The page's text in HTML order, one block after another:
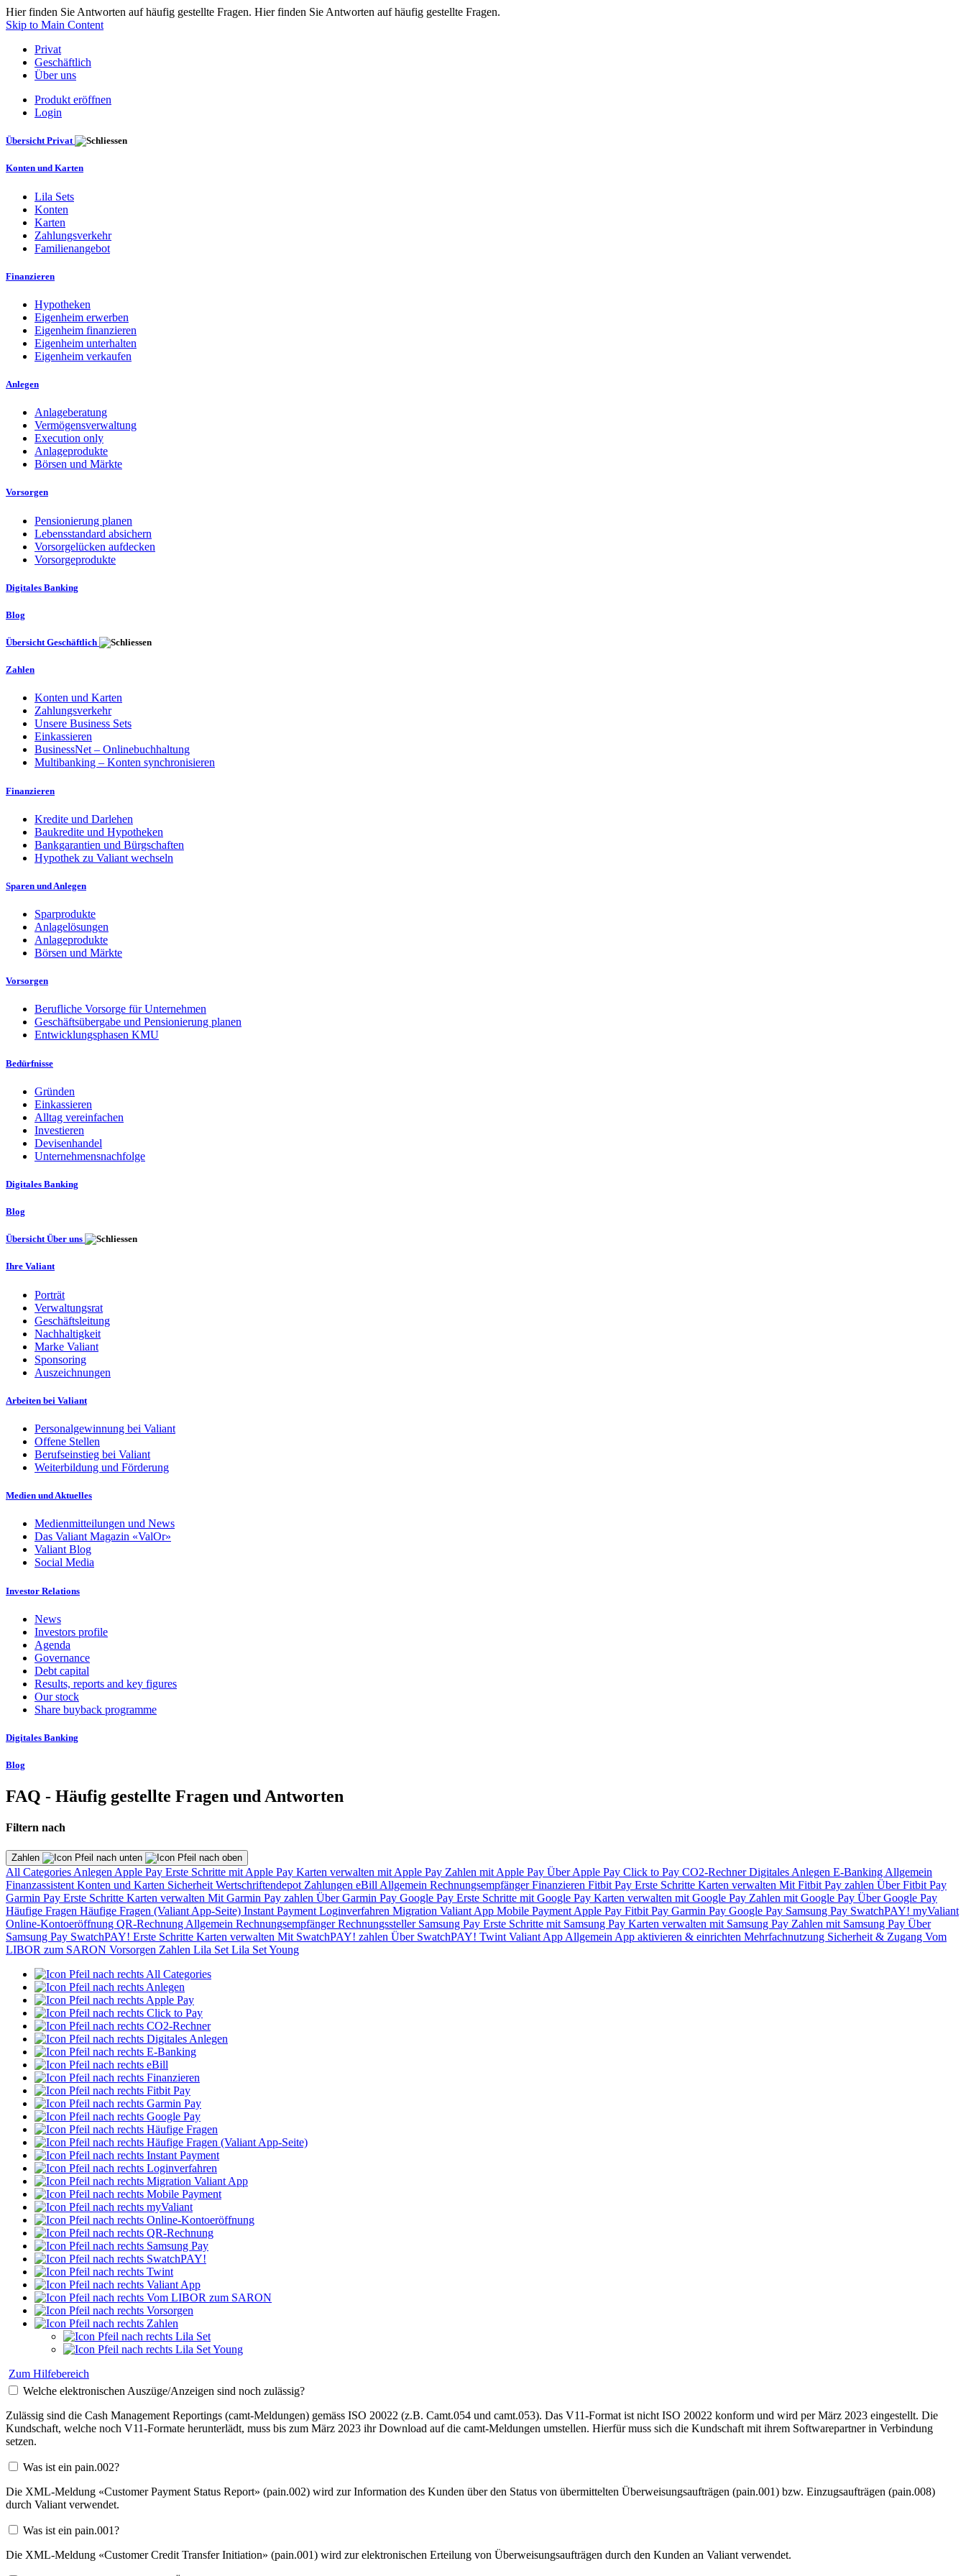
Hier finden Sie Antworten auf häufig gestellte Fragen. Hier finden Sie Antworten auf häufig gestellte Fragen.
Skip to Main Content
Privat
Geschäftlich
Über uns
Produkt eröffnen
Login
Übersicht Privat
Konten und Karten
Lila Sets
Konten
Karten
Zahlungsverkehr
Familienangebot
Finanzieren
Hypotheken
Eigenheim erwerben
Eigenheim finanzieren
Eigenheim unterhalten
Eigenheim verkaufen
Anlegen
Anlageberatung
Vermögensverwaltung
Execution only
Anlageprodukte
Börsen und Märkte
Vorsorgen
Pensionierung planen
Lebensstandard absichern
Vorsorgelücken aufdecken
Vorsorgeprodukte
Digitales Banking
Blog
Übersicht Geschäftlich
Zahlen
Konten und Karten
Zahlungsverkehr
Unsere Business Sets
Einkassieren
BusinessNet – Onlinebuchhaltung
Multibanking – Konten synchronisieren
Finanzieren
Kredite und Darlehen
Baukredite und Hypotheken
Bankgarantien und Bürgschaften
Hypothek zu Valiant wechseln
Sparen und Anlegen
Sparprodukte
Anlagelösungen
Anlageprodukte
Börsen und Märkte
Vorsorgen
Berufliche Vorsorge für Unternehmen
Geschäftsübergabe und Pensionierung planen
Entwicklungsphasen KMU
Bedürfnisse
Gründen
Einkassieren
Alltag vereinfachen
Investieren
Devisenhandel
Unternehmensnachfolge
Digitales Banking
Blog
Übersicht Über uns
Ihre Valiant
Porträt
Verwaltungsrat
Geschäftsleitung
Nachhaltigkeit
Marke Valiant
Sponsoring
Auszeichnungen
Arbeiten bei Valiant
Personalgewinnung bei Valiant
Offene Stellen
Berufseinstieg bei Valiant
Weiterbildung und Förderung
Medien und Aktuelles
Medienmitteilungen und News
Das Valiant Magazin «ValOr»
Valiant Blog
Social Media
Investor Relations
News
Investors profile
Agenda
Governance
Debt capital
Results, reports and key figures
Our stock
Share buyback programme
Digitales Banking
Blog
FAQ - Häufig gestellte Fragen und Antworten
Filtern nach
Zahlen
All Categories Anlegen Apple Pay Erste Schritte mit Apple Pay Karten verwalten mit Apple Pay Zahlen mit Apple Pay Über Apple Pay Click to Pay CO2-RechnerDigitales Anlegen E-Banking Allgemein
Finanzassistent Konten und Karten Sicherheit Wertschriftendepot Zahlungen eBill Allgemein RechnungsempfängerFinanzieren Fitbit Pay Erste Schritte Karten verwalten Mit Fitbit Pay zahlen Über Fitbit Pay
Garmin Pay Erste Schritte Karten verwalten Mit Garmin Pay zahlen Über Garmin Pay Google Pay Erste Schritte mit Google Pay Karten verwalten mit Google Pay Zahlen mit Google Pay Über Google Pay
Häufige Fragen Häufige Fragen (Valiant App-Seite) Instant Payment Loginverfahren Migration Valiant App Mobile Payment Apple Pay Fitbit Pay Garmin Pay Google Pay Samsung Pay SwatchPAY! myValiant
Online-Kontoeröffnung QR-Rechnung Allgemein RechnungsempfängerRechnungssteller Samsung Pay Erste Schritte mit Samsung Pay Karten verwalten mit Samsung Pay Zahlen mit Samsung Pay Über
Samsung Pay SwatchPAY! Erste Schritte Karten verwalten Mit SwatchPAY! zahlen Über SwatchPAY! Twint Valiant App Allgemein App aktivieren & einrichten Mehrfachnutzung Sicherheit & Zugang Vom
LIBOR zum SARON Vorsorgen Zahlen Lila Set Lila Set Young
All Categories
Anlegen
Apple Pay
Click to Pay
CO2-Rechner
Digitales Anlegen
E-Banking
eBill
Finanzieren
Fitbit Pay
Garmin Pay
Google Pay
Häufige Fragen
Häufige Fragen (Valiant App-Seite)
Instant Payment
Loginverfahren
Migration Valiant App
Mobile Payment
myValiant
Online-Kontoeröffnung
QR-Rechnung
Samsung Pay
SwatchPAY!
Twint
Valiant App
Vom LIBOR zum SARON
Vorsorgen
Zahlen
Lila Set
Lila Set Young
Zum Hilfebereich
Welche elektronischen Auszüge/Anzeigen sind noch zulässig?
Zulässig sind die Cash Management Reportings (camt-Meldungen) gemäss ISO 20022 (z.B. Camt.054 und camt.053). Das V11-Format ist nicht ISO 20022 konform und wird per März 2023 eingestellt. Die
Kundschaft, welche noch V11-Formate herunterlädt, muss bis zum März 2023 ihr Download auf die camt-Meldungen umstellen. Hierfür muss sich die Kundschaft mit ihrem Softwarepartner in Verbindung
setzen.
Was ist ein pain.002?
Die XML-Meldung «Customer Payment Status Report» (pain.002) wird zur Information des Kunden über den Status von übermittelten Überweisungsaufträgen (pain.001) bzw. Einzugsaufträgen (pain.008)
durch Valiant verwendet.
Was ist ein pain.001?
Die XML-Meldung «Customer Credit Transfer Initiation» (pain.001) wird zur elektronischen Erteilung von Überweisungsaufträgen durch den Kunden an Valiant verwendet.